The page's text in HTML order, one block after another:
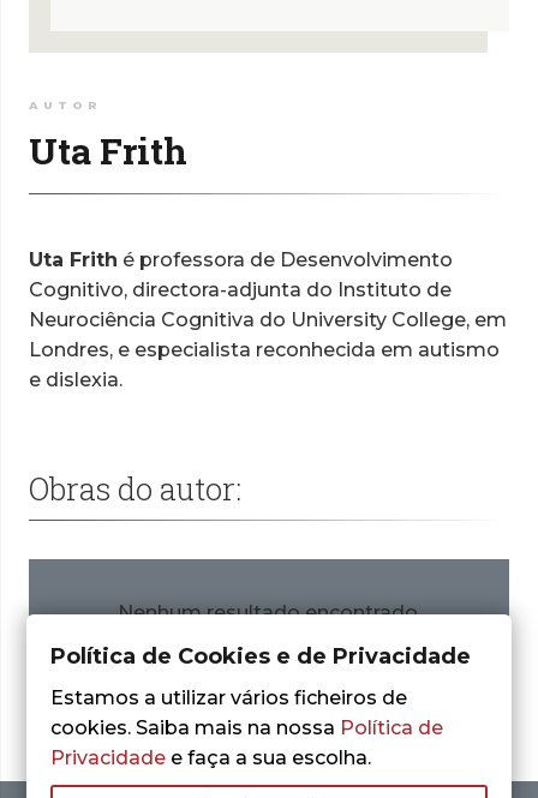
AUTOR
Uta Frith
Uta Frith é professora de Desenvolvimento
Cognitivo, directora-adjunta do Instituto de
Neurociência Cognitiva do University College, em
Londres, e especialista reconhecida em autismo
e dislexia.
Obras do autor:
Nenhum resultado encontrado.
Política de Cookies e de Privacidade
Estamos a utilizar vários ficheiros de
cookies. Saiba mais na nossa Política de
Privacidade e faça a sua escolha.